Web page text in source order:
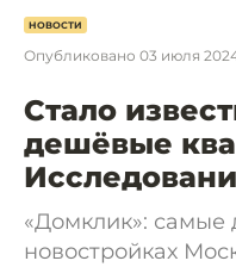
НОВОСТИ
Опубликовано 03 июля
Стало
дешёвые
«Домклик»:
новостройках